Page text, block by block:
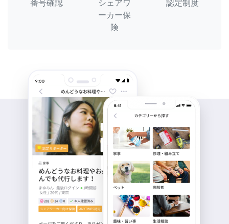
番号確認
シェアワ
ーカー保
険
認定制度